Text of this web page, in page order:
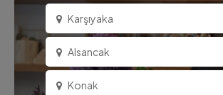
Karşıyaka
Alsancak
Konak